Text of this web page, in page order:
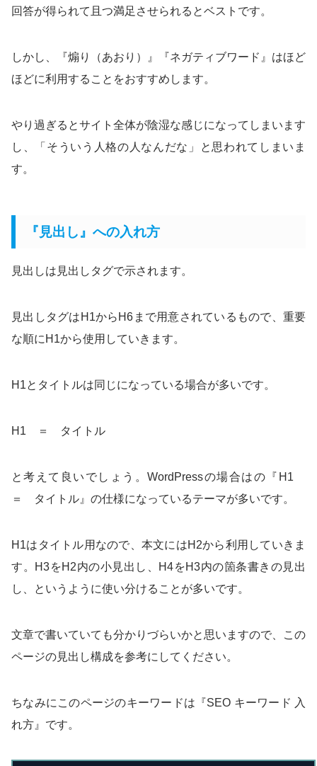
回答が得られて且つ満足させられるとベストです。
しかし、『煽り（あおり）』『ネガティブワード』はほど
ほどに利用することをおすすめします。
やり過ぎるとサイト全体が陰湿な感じになってしまいます
し、「そういう人格の人なんだな」と思われてしまいま
す。
『見出し』への入れ方
見出しは見出しタグで示されます。
見出しタグはH1からH6まで用意されているもので、重要
な順にH1から使用していきます。
H1とタイトルは同じになっている場合が多いです。
H1 ＝ タイトル
と考えて良いでしょう。WordPressの場合はの『H1
＝ タイトル』の仕様になっているテーマが多いです。
H1はタイトル用なので、本文にはH2から利用していきま
す。H3をH2内の小見出し、H4をH3内の箇条書きの見出
し、というように使い分けることが多いです。
文章で書いていても分かりづらいかと思いますので、この
ページの見出し構成を参考にしてください。
ちなみにこのページのキーワードは『SEO キーワード 入
れ方』です。